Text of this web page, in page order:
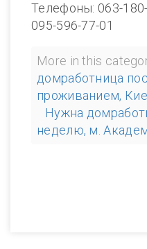
Телефоны: 063-
095-596-77-01
More in this
домработница
проживанием,
Нужна
неделю, м.